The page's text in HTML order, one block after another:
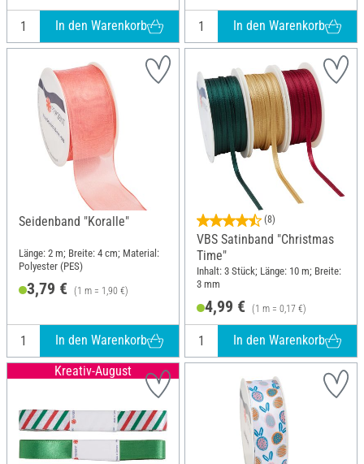
In den Warenkorb In den Warenkorb
Seidenband "Koralle"
Länge: 2 m; Breite: 4 cm; Material:
Polyester (PES)
3,79 € (1 m = 1,90 €)
In den Warenkorb
(8)
VBS Satinband "Christmas
Time"
Inhalt: 3 Stück; Länge: 10 m; Breite:
3 mm
4,99 € (1 m = 0,17 €)
In den Warenkorb
Kreativ-August